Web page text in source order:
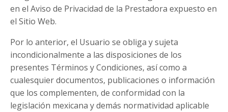
en el Aviso de Privacidad de la Prestadora expuesto en
el Sitio Web.
Por lo anterior, el Usuario se obliga y sujeta
incondicionalmente a las disposiciones de los
presentes Términos y Condiciones, así como a
cualesquier documentos, publicaciones o información
que los complementen, de conformidad con la
legislación mexicana y demás normatividad aplicable